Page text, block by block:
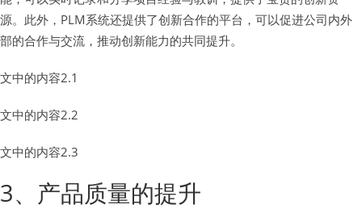
源。此外，PLM系统还提供了创新合作的平台，可以促进公司内外
部的合作与交流，推动创新能力的共同提升。
文中的内容2.1
文中的内容2.2
文中的内容2.3
3、产品质量的提升